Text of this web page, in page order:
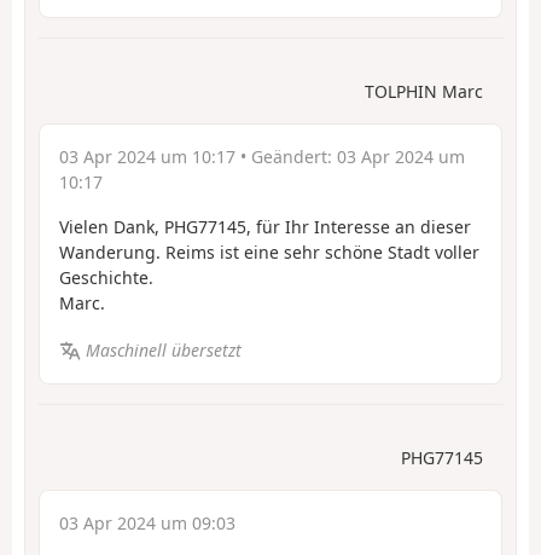
TOLPHIN Marc
03 Apr 2024 um 10:17 • Geändert: 03 Apr 2024 um
10:17
Vielen Dank, PHG77145, für Ihr Interesse an dieser
Wanderung. Reims ist eine sehr schöne Stadt voller
Geschichte.
Marc.
Maschinell übersetzt
PHG77145
03 Apr 2024 um 09:03